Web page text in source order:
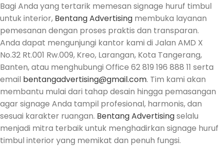
Bagi Anda yang tertarik memesan signage huruf timbul
untuk interior, Bentang Advertising membuka layanan
pemesanan dengan proses praktis dan transparan.
Anda dapat mengunjungi kantor kami di Jalan AMD X
No.32 Rt.001 Rw.009, Kreo, Larangan, Kota Tangerang,
Banten, atau menghubungi Office 62 819 196 888 11 serta
email bentangadvertising@gmail.com. Tim kami akan
membantu mulai dari tahap desain hingga pemasangan
agar signage Anda tampil profesional, harmonis, dan
sesuai karakter ruangan. Bentang Advertisingselalu
menjadi mitra terbaik untuk menghadirkan signage huruf
timbul interior yang memikat dan penuh fungsi.